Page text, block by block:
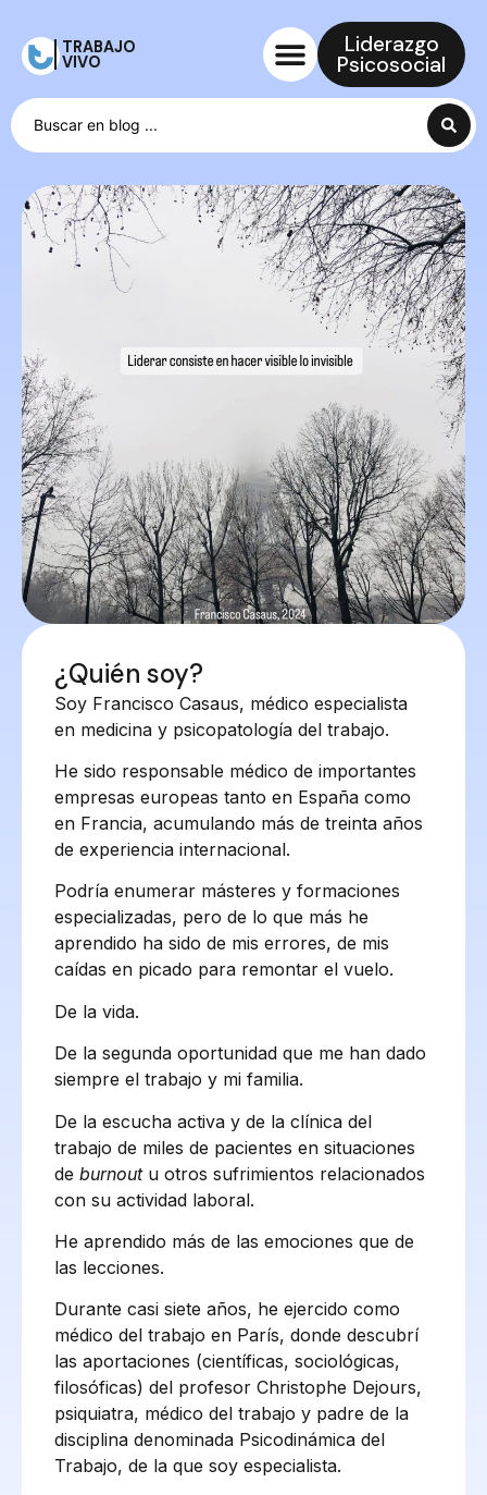
TRABAJO
VIVO
Liderazgo
Psicosocial
¿Quién soy?
Soy Francisco Casaus, médico especialista
en medicina y psicopatología del trabajo.
He sido responsable médico de importantes
empresas europeas tanto en España como
en Francia, acumulando más de treinta años
de experiencia internacional.
Podría enumerar másteres y formaciones
especializadas, pero de lo que más he
aprendido ha sido de mis errores, de mis
caídas en picado para remontar el vuelo.
De la vida.
De la segunda oportunidad que me han dado
siempre el trabajo y mi familia.
De la escucha activa y de la clínica del
trabajo de miles de pacientes en situaciones
de burnoutu otros sufrimientos relacionados
con su actividad laboral.
He aprendido más de las emociones que de
las lecciones.
Durante casi siete años, he ejercido como
médico del trabajo en París, donde descubrí
las aportaciones (científicas, sociológicas,
filosóficas) del profesor Christophe Dejours,
psiquiatra, médico del trabajo y padre de la
disciplina denominada Psicodinámica del
Trabajo, de la que soy especialista.